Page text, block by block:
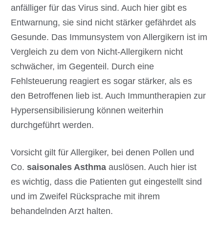
anfälliger für das Virus sind. Auch hier gibt es
Entwarnung, sie sind nicht stärker gefährdet als
Gesunde. Das Immunsystem von Allergikern ist im
Vergleich zu dem von Nicht-Allergikern nicht
schwächer, im Gegenteil. Durch eine
Fehlsteuerung reagiert es sogar stärker, als es
den Betroffenen lieb ist. Auch Immuntherapien zur
Hypersensibilisierung können weiterhin
durchgeführt werden.
Vorsicht gilt für Allergiker, bei denen Pollen und
Co.saisonales Asthma auslösen. Auch hier ist
es wichtig, dass die Patienten gut eingestellt sind
und im Zweifel Rücksprache mit ihrem
behandelnden Arzt halten.